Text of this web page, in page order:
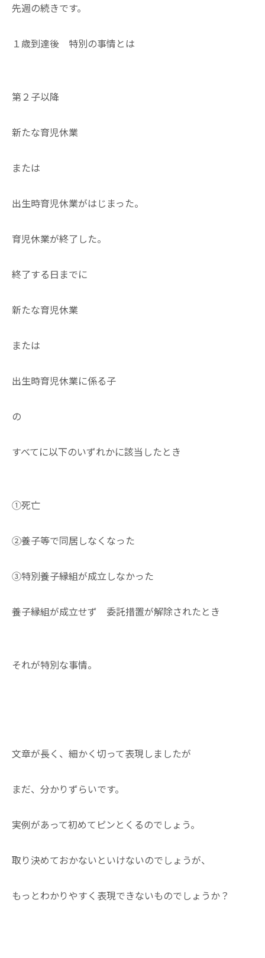
先週の続きです。
１歳到達後 特別の事情とは
第２子以降
新たな育児休業
または
出生時育児休業がはじまった。
育児休業が終了した。
終了する日までに
新たな育児休業
または
出生時育児休業に係る子
の
すべてに以下のいずれかに該当したとき
①死亡
②養子等で同居しなくなった
③特別養子縁組が成立しなかった
養子縁組が成立せず 委託措置が解除されたとき
それが特別な事情。
文章が長く、細かく切って表現しましたが
まだ、分かりずらいです。
実例があって初めてピンとくるのでしょう。
取り決めておかないといけないのでしょうが、
もっとわかりやすく表現できないものでしょうか？